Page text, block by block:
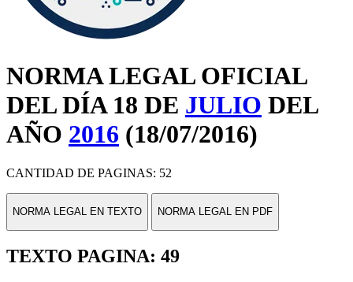
NORMA LEGAL OFICIAL
DEL DÍA 18 DE JULIO DEL
AÑO 2016 (18/07/2016)
CANTIDAD DE PAGINAS: 52
NORMA LEGAL EN TEXTO NORMA LEGAL EN PDF
TEXTO PAGINA: 49